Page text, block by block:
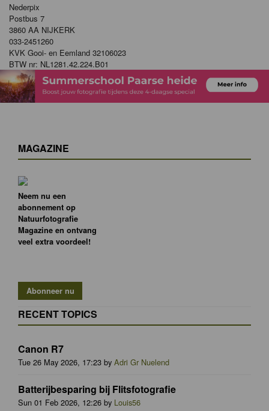
Nederpix
Postbus 7
3860 AA NIJKERK
033-2451260
KVK Gooi- en Eemland 32106023
BTW nr: NL1281.42.224.B01
MAGAZINE
Neem nu een
abonnement op
Natuurfotografie
Magazine en ontvang
veel extra voordeel!
RECENT TOPICS
Canon R7
Tue 26 May 2026, 17:23 by Adri Gr Nuelend
Batterijbesparing bij Flitsfotografie
Sun 01 Feb 2026, 12:26 by Louis56